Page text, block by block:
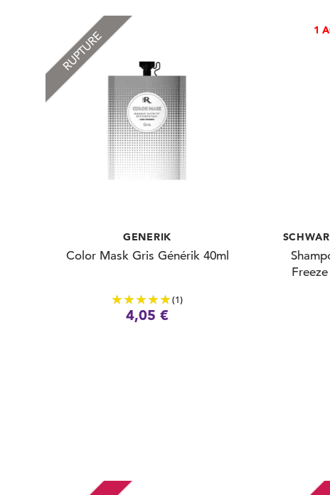
RUPTURE
GENERIK
Color Mask Gris Générik 40ml
(1)
4,05 €
1